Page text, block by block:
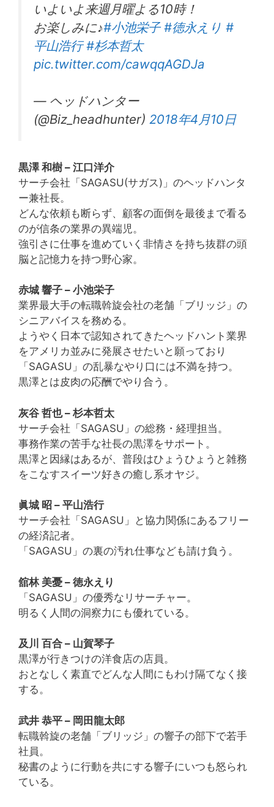
いよいよ来週月曜よる10時！
お楽しみに♪#小池栄子 #徳永えり #
平山浩行 #杉本哲太
pic.twitter.com/cawqqAGDJa
— ヘッドハンター
(@Biz_headhunter) 2018年4月10日
黒澤 和樹 – 江口洋介
サーチ会社「SAGASU(サガス)」のヘッドハンタ
ー兼社長。
どんな依頼も断らず、顧客の面倒を最後まで看る
のが信条の業界の異端児。
強引さに仕事を進めていく非情さを持ち抜群の頭
脳と記憶力を持つ野心家。
赤城 響子 – 小池栄子
業界最大手の転職斡旋会社の老舗「ブリッジ」の
シニアバイスを務める。
ようやく日本で認知されてきたヘッドハント業界
をアメリカ並みに発展させたいと願っており
「SAGASU」の乱暴なやり口には不満を持つ。
黒澤とは皮肉の応酬でやり合う。
灰谷 哲也 – 杉本哲太
サーチ会社「SAGASU」の総務・経理担当。
事務作業の苦手な社長の黒澤をサポート。
黒澤と因縁はあるが、普段はひょうひょうと雑務
をこなすスイーツ好きの癒し系オヤジ。
眞城 昭 – 平山浩行
サーチ会社「SAGASU」と協力関係にあるフリー
の経済記者。
「SAGASU」の裏の汚れ仕事なども請け負う。
舘林 美憂 – 徳永えり
「SAGASU」の優秀なリサーチャー。
明るく人間の洞察力にも優れている。
及川 百合 – 山賀琴子
黒澤が行きつけの洋食店の店員。
おとなしく素直でどんな人間にもわけ隔てなく接
する。
武井 恭平 – 岡田龍太郎
転職斡旋の老舗「ブリッジ」の響子の部下で若手
社員。
秘書のように行動を共にする響子にいつも怒られ
ている。